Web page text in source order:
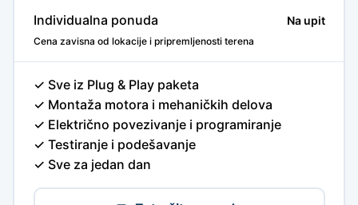
Individualna ponuda Na upit
Cena zavisna od lokacije i pripremljenosti terena
✓ Sve iz Plug & Play paketa
✓ Montaža motora i mehaničkih delova
✓ Električno povezivanje i programiranje
✓ Testiranje i podešavanje
✓ Sve za jedan dan